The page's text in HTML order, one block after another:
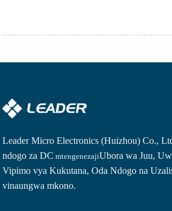
Leader Micro Electronics (Huizhou) Co.,
ndogo za DC mtengenezajiUbora wa Juu,
Vipimo vya Kukutana, Oda Ndogo na
vinaungwa mkono.